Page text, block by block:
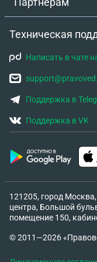
Техническая
Написать в чате
Поддержка в
Поддержка в VK
121205, город
центра, Большой
помещение 150,
© 2011—2026